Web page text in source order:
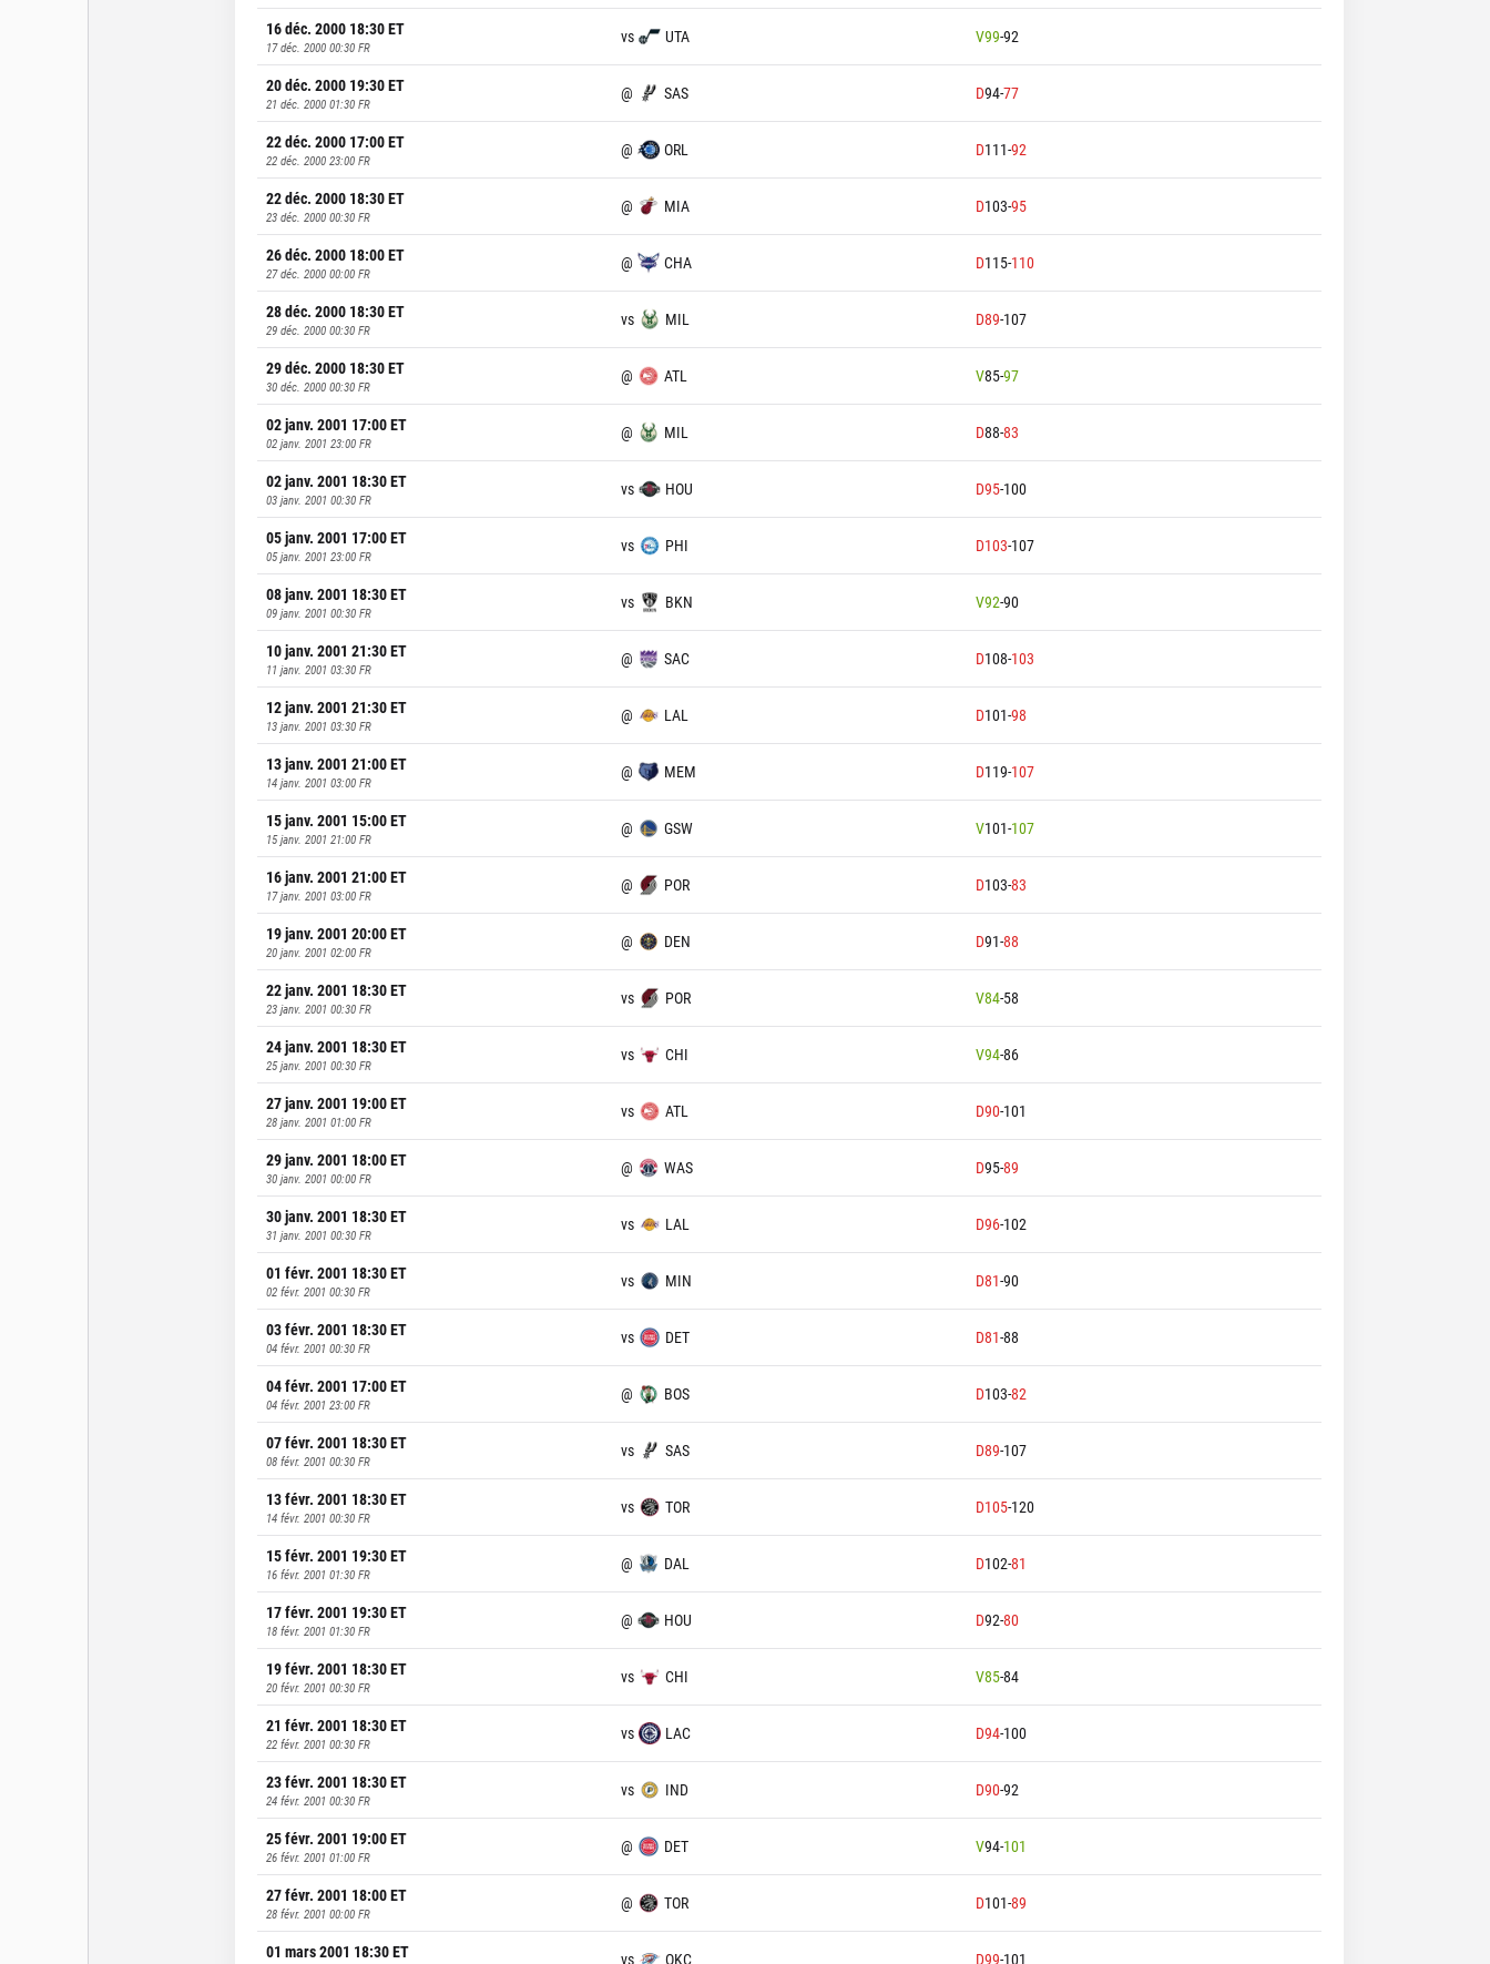
16 déc. 2000 18:30ET
17 déc. 2000 00:30 FR
vs UTA V99-92
20 déc. 2000 19:30ET
21 déc. 2000 01:30 FR
@ SAS D94-77
22 déc. 2000 17:00ET
22 déc. 2000 23:00 FR
@ ORL D111-92
22 déc. 2000 18:30ET
23 déc. 2000 00:30 FR
@ MIA D103-95
26 déc. 2000 18:00ET
27 déc. 2000 00:00 FR
@ CHA D115-110
28 déc. 2000 18:30ET
29 déc. 2000 00:30 FR
vs MIL D89-107
29 déc. 2000 18:30ET
30 déc. 2000 00:30 FR
@ ATL V85-97
02 janv. 2001 17:00ET
02 janv. 2001 23:00 FR
@ MIL D88-83
02 janv. 2001 18:30ET
03 janv. 2001 00:30 FR
vs HOU D95-100
05 janv. 2001 17:00ET
05 janv. 2001 23:00 FR
vs PHI D103-107
08 janv. 2001 18:30ET
09 janv. 2001 00:30 FR
vs BKN V92-90
10 janv. 2001 21:30ET
11 janv. 2001 03:30 FR
@ SAC D108-103
12 janv. 2001 21:30ET
13 janv. 2001 03:30 FR
@ LAL D101-98
13 janv. 2001 21:00ET
14 janv. 2001 03:00 FR
@ MEM D119-107
15 janv. 2001 15:00ET
15 janv. 2001 21:00 FR
@ GSW V101-107
16 janv. 2001 21:00ET
17 janv. 2001 03:00 FR
@ POR D103-83
19 janv. 2001 20:00ET
20 janv. 2001 02:00 FR
@ DEN D91-88
22 janv. 2001 18:30ET
23 janv. 2001 00:30 FR
vs POR V84-58
24 janv. 2001 18:30ET
25 janv. 2001 00:30 FR
vs CHI V94-86
27 janv. 2001 19:00ET
28 janv. 2001 01:00 FR
vs ATL D90-101
29 janv. 2001 18:00ET
30 janv. 2001 00:00 FR
@ WAS D95-89
30 janv. 2001 18:30ET
31 janv. 2001 00:30 FR
vs LAL D96-102
01 févr. 2001 18:30ET
02 févr. 2001 00:30 FR
vs MIN D81-90
03 févr. 2001 18:30ET
04 févr. 2001 00:30 FR
vs DET D81-88
04 févr. 2001 17:00ET
04 févr. 2001 23:00 FR
@ BOS D103-82
07 févr. 2001 18:30ET
08 févr. 2001 00:30 FR
vs SAS D89-107
13 févr. 2001 18:30ET
14 févr. 2001 00:30 FR
vs TOR D105-120
15 févr. 2001 19:30ET
16 févr. 2001 01:30 FR
@ DAL D102-81
17 févr. 2001 19:30ET
18 févr. 2001 01:30 FR
@ HOU D92-80
19 févr. 2001 18:30ET
20 févr. 2001 00:30 FR
vs CHI V85-84
21 févr. 2001 18:30ET
22 févr. 2001 00:30 FR
vs LAC D94-100
23 févr. 2001 18:30ET
24 févr. 2001 00:30 FR
vs IND D90-92
25 févr. 2001 19:00ET
26 févr. 2001 01:00 FR
@ DET V94-101
27 févr. 2001 18:00ET
28 févr. 2001 00:00 FR
@ TOR D101-89
01 mars 2001 18:30ET vs OKC D99-101